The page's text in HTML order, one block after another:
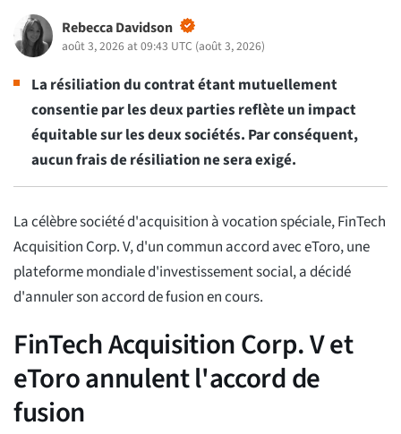
Rebecca Davidson
août 3, 2026 at 09:43 UTC (août 3, 2026)
La résiliation du contrat étant mutuellement
consentie par les deux parties reflète un impact
équitable sur les deux sociétés. Par conséquent,
aucun frais de résiliation ne sera exigé.
La célèbre société d'acquisition à vocation spéciale, FinTech
Acquisition Corp. V, d'un commun accord avec eToro, une
plateforme mondiale d'investissement social, a décidé
d'annuler son accord de fusion en cours.
FinTech Acquisition Corp. V et
eToro annulent l'accord de
fusion